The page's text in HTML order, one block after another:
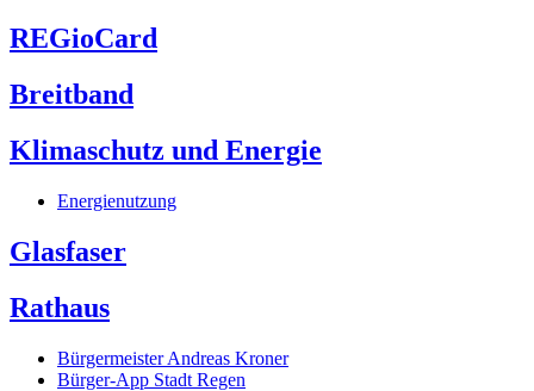
REGioCard
Breitband
Klimaschutz und Energie
Energienutzung
Glasfaser
Rathaus
Bürgermeister Andreas Kroner
Bürger-App Stadt Regen